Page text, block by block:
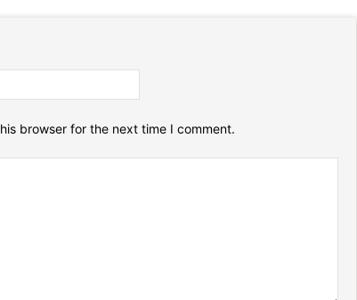
browser for the next time I comment.